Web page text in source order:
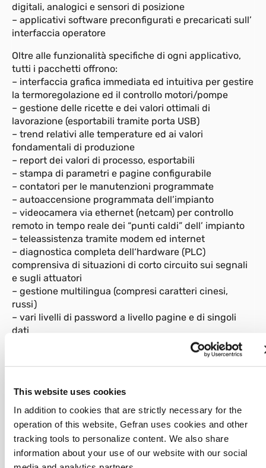
This website uses cookies
In addition to cookies that are strictly necessary for the
operation of this website, Gefran uses cookies and other
tracking tools to personalize content. We also share
information about your use of our website with our social
digitali, analogici e sensori di posizione
– applicativi software preconfigurati e precaricati sull’
interfaccia operatore
Oltre alle funzionalità specifiche di ogni applicativo,
tutti i pacchetti offrono:
– interfaccia grafica immediata ed intuitiva per gestire
la termoregolazione ed il controllo motori/pompe
– gestione delle ricette e dei valori ottimali di
lavorazione (esportabili tramite porta USB)
– trend relativi alle temperature ed ai valori
fondamentali di produzione
– report dei valori di processo, esportabili
– stampa di parametri e pagine configurabile
– contatori per le manutenzioni programmate
– autoaccensione programmata dell’impianto
– videocamera via ethernet (netcam) per controllo
remoto in tempo reale dei “punti caldi” dell’ impianto
– teleassistenza tramite modem ed internet
– diagnostica completa dell‘hardware (PLC)
comprensiva di situazioni di corto circuito sui segnali
e sugli attuatori
– gestione multilingua (compresi caratteri cinesi,
russi)
– vari livelli di password a livello pagine e di singoli
dati
– facile accesso al sistema, da locale e da remoto,
tramite rete ethernet (centralizzazione, diagnostica,
upgrade)
Main Page Diagnostic in out page Alarm history page
Ejector page
Machine page Moul page